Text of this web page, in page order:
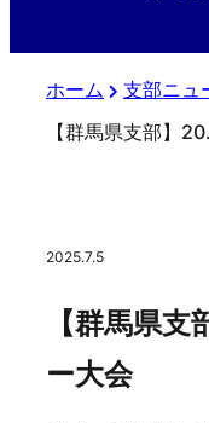
ホーム 支部ニュ
【群
2025.7.5
【群馬県
ー大会